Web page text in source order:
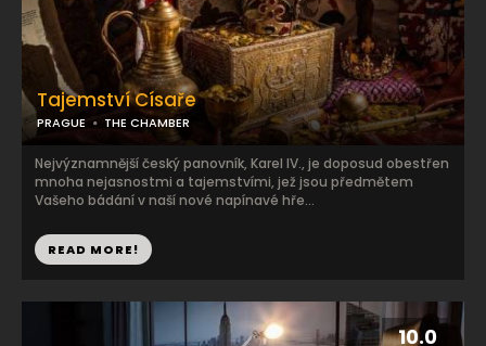
Tajemství Císaře
PRAGUE THE CHAMBER
Nejvýznamnější český panovník, Karel IV., je doposud obestřen
mnoha nejasnostmi a tajemstvími, jež jsou předmětem
Vašeho bádání v naší nové napínavé hře...
READ MORE!
10.0